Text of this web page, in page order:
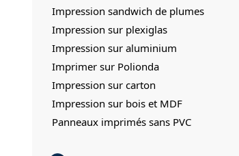
Impression sandwich de plumes
Impression sur plexiglas
Impression sur aluminium
Imprimer sur Polionda
Impression sur carton
Impression sur bois et MDF
Panneaux imprimés sans PVC